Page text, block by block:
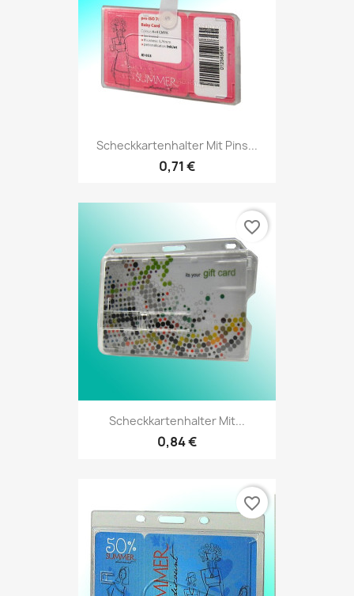
Scheckkartenhalter Mit Pins...
0,71 €
Scheckkartenhalter Mit...
0,84 €
favorite_border
favorite_border